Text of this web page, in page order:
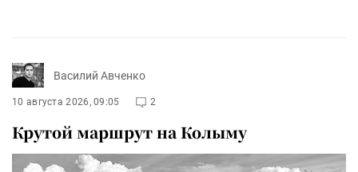
Василий Авченко
10 августа 2026, 09:05 2
Крутой маршрут на Колыму